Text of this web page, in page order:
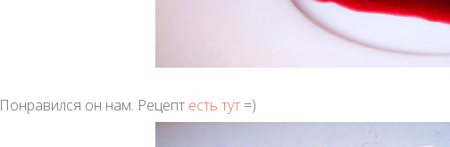
Понравился он нам. Рецепт есть тут =)
graphic
identity
iPad